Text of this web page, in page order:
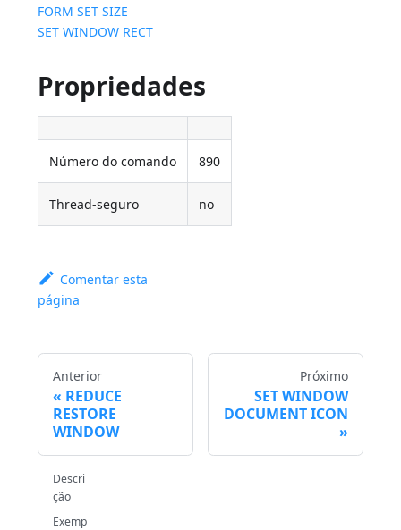
FORM SET SIZE
SET WINDOW RECT
Propriedades
Número do comando 890
Thread-seguro no
Comentar esta
página
Anterior
REDUCE
RESTORE
WINDOW
Próximo
SET WINDOW
DOCUMENT ICON
Descri
ção
Exemp